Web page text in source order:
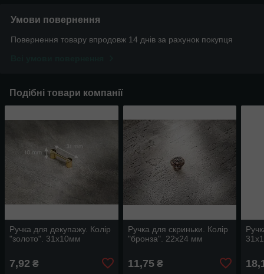
Умови повернення
Повернення товару впродовж 14 днів за рахунок покупця
Подібні товари компанії
Ручка для декупажу. Колір
"золото". 31х10мм
7,92 ₴
Ручка для скриньки. Колір
"бронза". 22х24 мм
11,75₴